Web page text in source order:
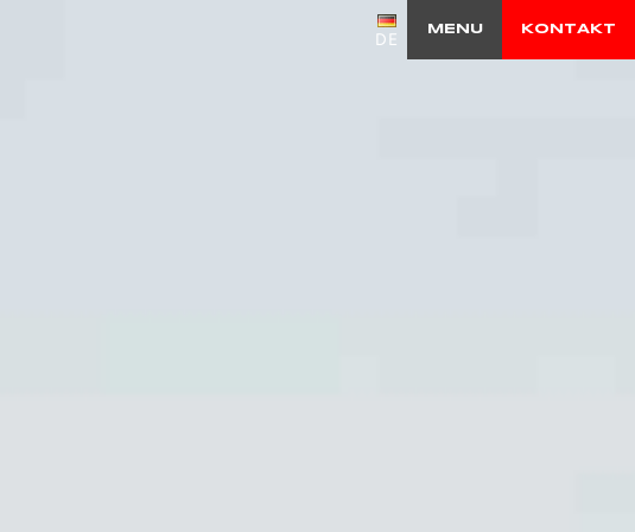
DE MENU KONTAKT